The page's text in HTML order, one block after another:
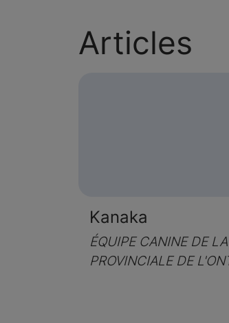
Articles
Kanaka
ÉQUIPE CANINE DE
PROVINCIALE DE